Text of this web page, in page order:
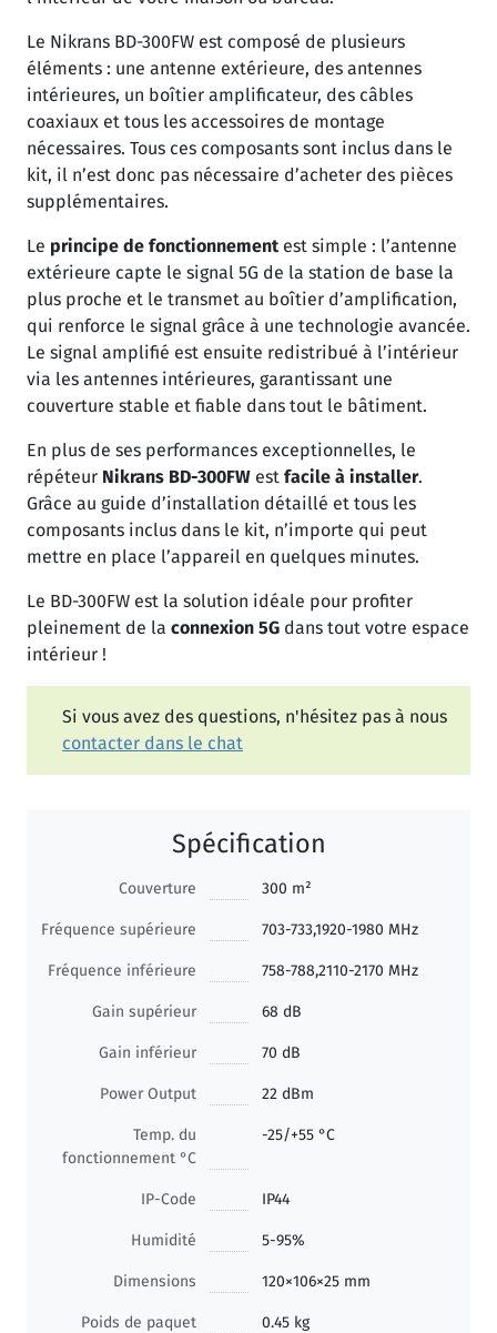
Le Nikrans BD-300FW est composé de plusieurs
éléments : une antenne extérieure, des antennes
intérieures, un boîtier amplificateur, des câbles
coaxiaux et tous les accessoires de montage
nécessaires. Tous ces composants sont inclus dans le
kit, il n’est donc pas nécessaire d’acheter des pièces
supplémentaires.
Le principe de fonctionnementest simple : l’antenne
extérieure capte le signal 5G de la station de base la
plus proche et le transmet au boîtier d’amplification,
qui renforce le signal grâce à une technologie avancée.
Le signal amplifié est ensuite redistribué à l’intérieur
via les antennes intérieures, garantissant une
couverture stable et fiable dans tout le bâtiment.
En plus de ses performances exceptionnelles, le
répéteur Nikrans BD-300FW est facile à installer.
Grâce au guide d’installation détaillé et tous les
composants inclus dans le kit, n’importe qui peut
mettre en place l’appareil en quelques minutes.
Le BD-300FW est la solution idéale pour profiter
pleinement de la connexion 5G dans tout votre espace
intérieur !
Si vous avez des questions, n'hésitez pas à nous
contacter dans le chat
Spécification
Couverture 300 m²
Fréquence supérieure 703-733,1920-1980 MHz
Fréquence inférieure 758-788,2110-2170 MHz
Gain supérieur 68 dB
Gain inférieur 70 dB
Power Output 22 dBm
Temp. du
fonctionnement °C
-25/+55 °C
IP-Code IP44
Humidité 5-95%
Dimensions 120×106×25 mm
Poids de paquet 0.45 kg